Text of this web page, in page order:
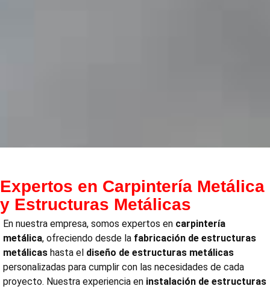
Expertos en Carpintería Metálica
y Estructuras Metálicas
En nuestra empresa, somos expertos en carpintería
metálica, ofreciendo desde la fabricación de estructuras
metálicas hasta el diseño de estructuras metálicas
personalizadas para cumplir con las necesidades de cada
proyecto. Nuestra experiencia en instalación de estructuras